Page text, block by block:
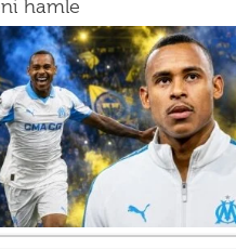
hamle